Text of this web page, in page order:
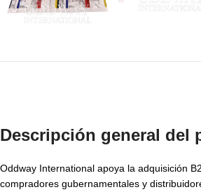
Descripción general del
Oddway International apoya la adquisición
compradores gubernamentales y